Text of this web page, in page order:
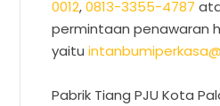
0012,0813-3355-4787
permintaan penawaran
yaitu
Pabrik Tiang PJU Kota